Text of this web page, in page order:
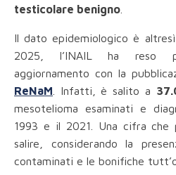
testicolare benigno
Il dato epidemiologico è
2025, l’INAIL ha reso
aggiornamento con la
ReNaM . Infatti, è salito a
mesotelioma esaminati e
1993 e il 2021. Una cifra
salire, considerando la
contaminati e le bonifiche